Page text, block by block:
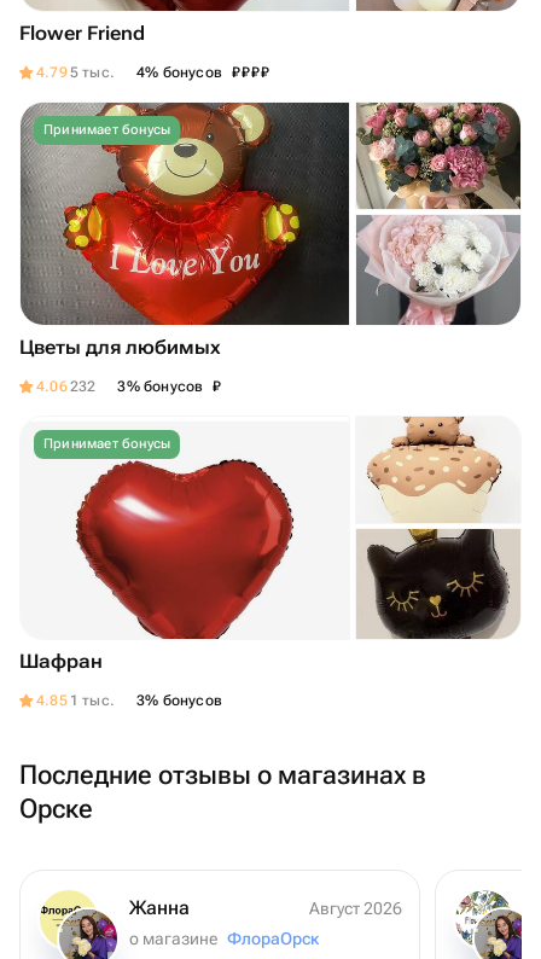
Flower Friend
4.795 тыс. 4% бонусов ₽₽₽₽
Принимает бонусы
Цветы для любимых
4.06232 3% бонусов ₽
Принимает бонусы
Шафран
4.85 1 тыс. 3% бонусов
Последние отзывы о магазинах в
Орске
Жанна
Август 2026
о магазине ФлораОрск